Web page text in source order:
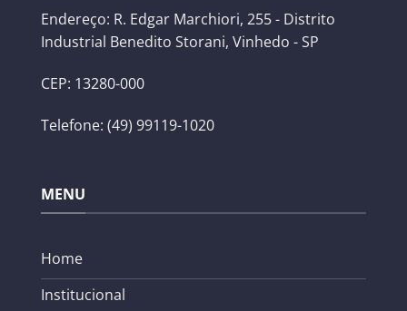
Endereço: R. Edgar Marchiori, 255 - Distrito
Industrial Benedito Storani, Vinhedo - SP
CEP: 13280-000
Telefone: (49) 99119-1020
MENU
Home
Institucional